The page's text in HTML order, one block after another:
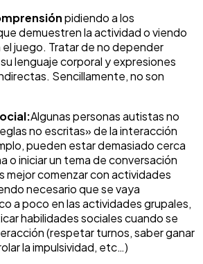
pidiendo a los
demuestren la actividad o viendo
el juego. Tratar de no depender
lenguaje corporal y expresiones
Sencillamente, no son
Algunas personas autistas no
no escritas» de la interacción
pueden estar demasiado cerca
o iniciar un tema de conversación
mejor comenzar con actividades
necesario que se vaya
a poco en las actividades grupales,
habilidades sociales cuando se
(respetar turnos, saber ganar
la impulsividad, etc…)